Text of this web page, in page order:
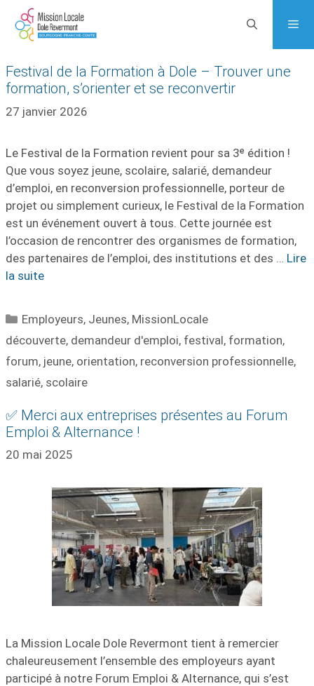
contenu
Menu
Festival de la Formation à Dole – Trouver une
formation, s’orienter et se reconvertir
27 janvier 2026
Le Festival de la Formation revient pour sa 3ᵉ édition !
Que vous soyez jeune, scolaire, salarié, demandeur
d’emploi, en reconversion professionnelle, porteur de
projet ou simplement curieux, le Festival de la Formation
est un événement ouvert à tous. Cette journée est
l’occasion de rencontrer des organismes de formation,
des partenaires de l’emploi, des institutions et des … Lire
la suite
Catégories
Employeurs, Jeunes, MissionLocale
Étiquettes
découverte, demandeur d'emploi, festival, formation,
forum, jeune, orientation, reconversion professionnelle,
salarié, scolaire
✅ Merci aux entreprises présentes au Forum
Emploi & Alternance !
20 mai 2025
La Mission Locale Dole Revermont tient à remercier
chaleureusement l’ensemble des employeurs ayant
participé à notre Forum Emploi & Alternance, qui s’est